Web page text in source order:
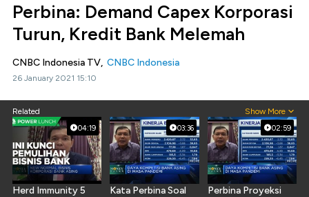
Perbina: Demand Capex Korporasi
Turun, Kredit Bank Melemah
CNBC Indonesia TV, CNBC Indonesia
26 January 2021 15:10
Related Show More
04:19
Herd Immunity 5
03:36
Kata Perbina Soal
02:59
Perbina Proyeksi